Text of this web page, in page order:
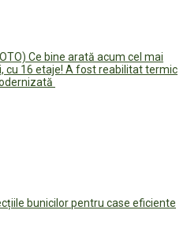
Ce bine arată acum cel mai
cu 16 etaje! A fost reabilitat termic
bunicilor pentru case eficiente